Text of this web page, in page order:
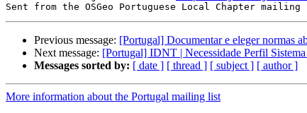
Previous message: [Portugal] Documentar e eleger normas
Next message: [Portugal] IDNT | Necessidade Perfil
Messages sorted by: [ date ] [ thread ] [ subject ] [ author ]
More information about the Portugal mailing list